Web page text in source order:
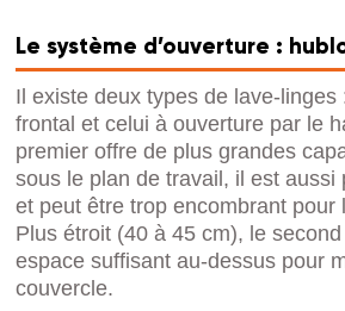
Le système d’ouverture :
Il existe deux types de lave-linges
frontal et celui à ouverture par le
premier offre de plus grandes
sous le plan de travail, il est aussi
et peut être trop encombrant pour
Plus étroit (40 à 45 cm), le
espace suffisant au-dessus pour
couvercle.